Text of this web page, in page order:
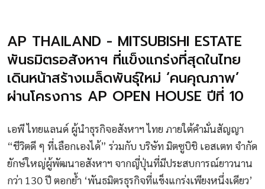
AP THAILAND - MITSUBISHI ESTATE
พันธมิตรอสังหาฯ ที่แข็งแกร่งที่สุดในไทย
เดินหน้าสร้างเมล็ดพันธุ์ใหม่ ‘คนคุณภาพ’
ผ่านโครงการ AP OPEN HOUSE ปีที่ 10
เอพี ไทยแลนด์ ผู้นำธุรกิจอสังหาฯ ไทย ภายใต้คำมั่นสัญญา
“ชีวิตดี ๆ ที่เลือกเองได้” ร่วมกับ บริษัท มิตซูบิชิ เอสเตท จำกัด
ยักษ์ใหญ่ผู้พัฒนาอสังหาฯ จากญี่ปุ่นที่มีประสบการณ์ยาวนาน
กว่า 130 ปี ตอกย้ำ ‘พันธมิตรธุรกิจที่แข็งแกร่งเพียงหนึ่งเดียว’